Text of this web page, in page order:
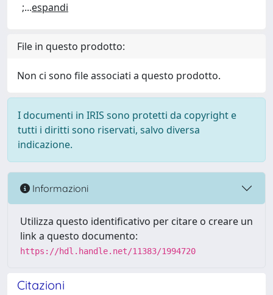
;...espandi
File in questo prodotto:
Non ci sono file associati a questo prodotto.
I documenti in IRIS sono protetti da copyright e
tutti i diritti sono riservati, salvo diversa
indicazione.
Informazioni
Utilizza questo identificativo per citare o creare un
link a questo documento:
https://hdl.handle.net/11383/1994720
Citazioni